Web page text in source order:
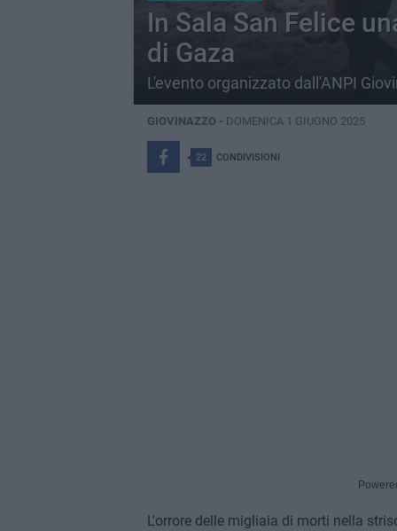
In Sala San Felice
di Gaza
L'evento organizzato dall'ANPI
GIOVINAZZO - DOMENICA 1 GIUGNO 2025
22 CONDIVISIONI
L'orrore delle migliaia di morti nella